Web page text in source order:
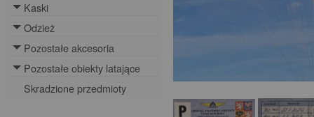
Kaski
Toggle menu
Odzież
Toggle menu
Pozostałe akcesoria
Toggle menu
Pozostałe obiekty latające
Toggle menu
Skradzione przedmioty